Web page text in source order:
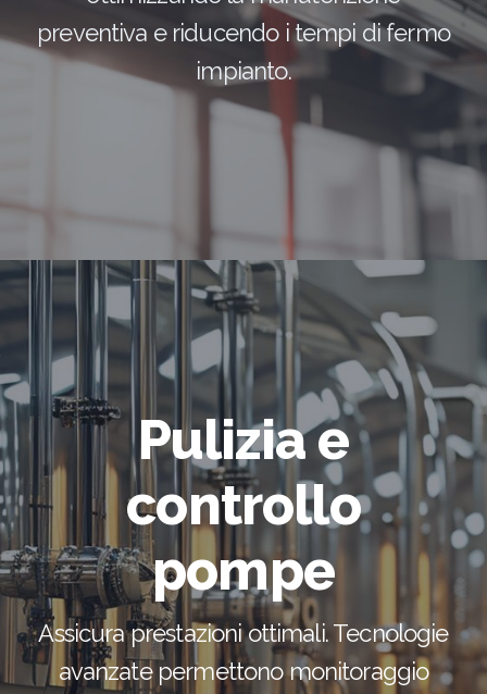
preventiva e riducendo i tempi di fermo
impianto.
Pulizia e
controllo
pompe
Assicura prestazioni ottimali. Tecnologie
avanzate permettono monitoraggio